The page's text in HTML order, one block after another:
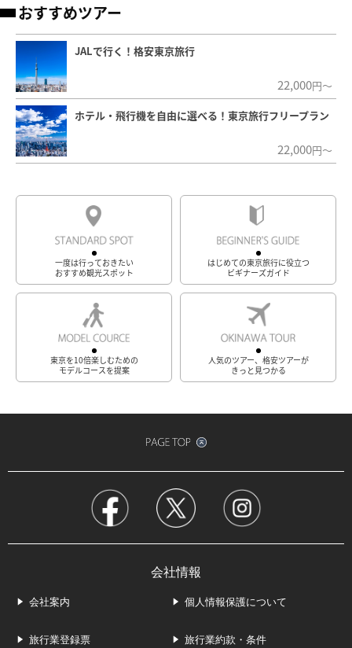
おすすめツアー
JALで行く！格安東京旅行
22,000円～
ホテル・飛行機を自由に選べる！東京旅行フリープラン
22,000円～
一度は行っておきたい
おすすめ観光スポット
はじめての東京旅行に役立つ
ビギナーズガイド
東京を10倍楽しむための
モデルコースを提案
人気のツアー、格安ツアーが
きっと見つかる
会社情報
会社案内 個人情報保護について
旅行業登録票 旅行業約款・条件